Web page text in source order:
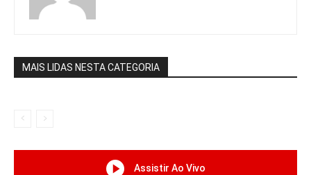
MAIS LIDAS NESTA CATEGORIA
Assistir Ao Vivo